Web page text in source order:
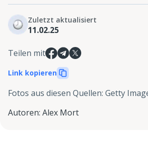
Zuletzt aktualisiert
11.02.25
Teilen mit
Link kopieren
Fotos aus diesen Quellen: Getty
Autoren: Alex Mort